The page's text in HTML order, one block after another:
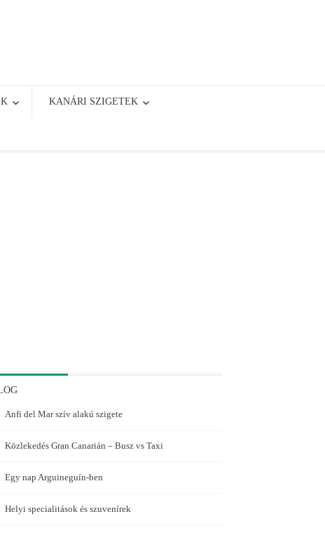
KANÁRI SZIGETEK
Anfi del Mar szív alakú szigete
Közlekedés Gran Canarián – Busz vs Taxi
Egy nap Arguineguín-ben
Helyi specialitások és szuvenírek